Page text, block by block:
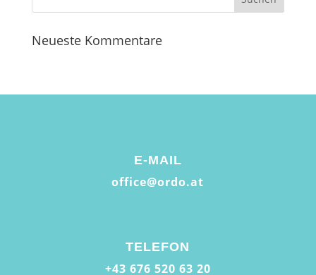
Neueste Kommentare
E-MAIL
office@ordo.at
TELEFON
+43 676 520 63 20